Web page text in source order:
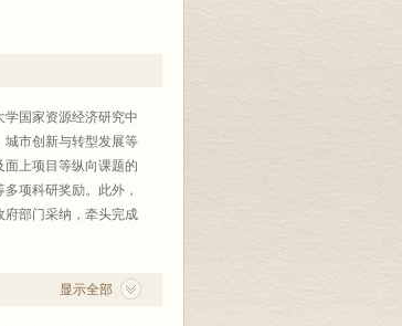
国家资源经济研究中
城市创新与转型发展等
上项目等纵向课题的
项科研奖励。此外，
府部门采纳，牵头完成
显示全部